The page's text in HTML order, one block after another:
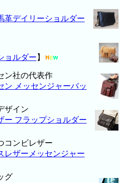
革デイリーショルダー
ョルダー 】
ン社の代表作
ン メッセンジャーバッ
ザイン
ー フラップショルダー
コンビレザー
レザーメッセンジャー
グ